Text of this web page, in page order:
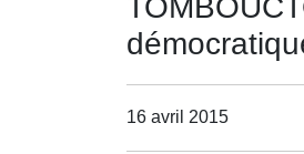
16 avril 2015